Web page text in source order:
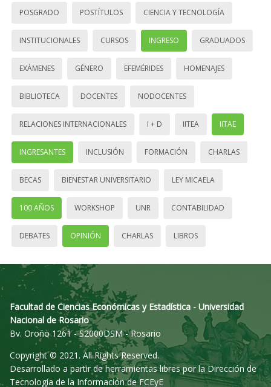
POSGRADO POSTÍTULOS CIENCIA Y TECNOLOGÍA
INSTITUCIONALES CURSOS INGRESO GRADUADOS
EXÁMENES GÉNERO EFEMÉRIDES HOMENAJES
BIBLIOTECA DOCENTES NODOCENTES
RELACIONES INTERNACIONALES I + D IITEA IITAE
INGRESANTES INCLUSIÓN FORMACIÓN CHARLAS
BECAS BIENESTAR UNIVERSITARIO LEY MICAELA
100 AÑOS WORKSHOP UNR CONTABILIDAD
DEBATES OPINIÓN CHARLAS LIBROS
Facultad de Ciencias Económicas y Estadística - Universidad
Nacional de Rosario
Bv. Oroño 1261 - S2000DSM - Rosario
Copyright © 2021. All Rights Reserved.
Desarrollado a partir de herramientas libres por la Dirección de
Tecnología de la Información de FCEyE